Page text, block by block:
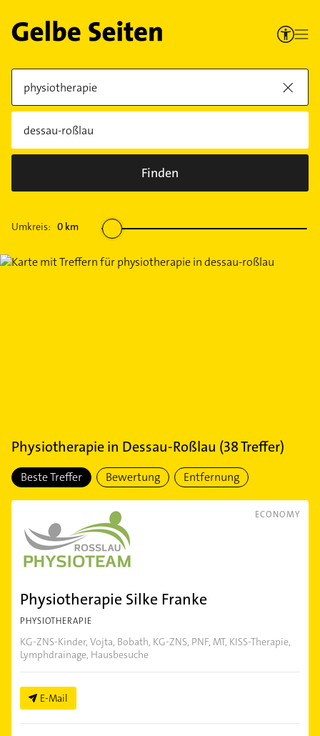
Finden
Umkreis: 0 km
Physiotherapiein Dessau-Roßlau (38Treffer)
Beste Treffer Bewertung Entfernung
ECONOMY
Physiotherapie Silke Franke
PHYSIOTHERAPIE
KG-ZNS-Kinder, Vojta, Bobath, KG-ZNS, PNF, MT, KISS-Therapie,
Lymphdrainage, Hausbesuche
E-Mail